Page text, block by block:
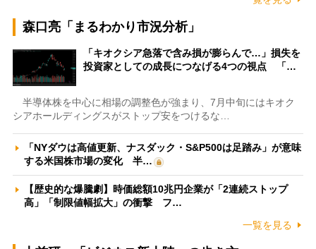
森口亮「まるわかり市況分析」
「キオクシア急落で含み損が膨らんで…」損失を
投資家としての成長につなげる4つの視点 「…
半導体株を中心に相場の調整色が強まり、7月中旬にはキオク
シアホールディングスがストップ安をつけるな…
「NYダウは高値更新、ナスダック・S&P500は足踏み」が意味
する米国株市場の変化 半…
【歴史的な爆騰劇】時価総額10兆円企業が「2連続ストップ
高」「制限値幅拡大」の衝撃 フ…
一覧を見る